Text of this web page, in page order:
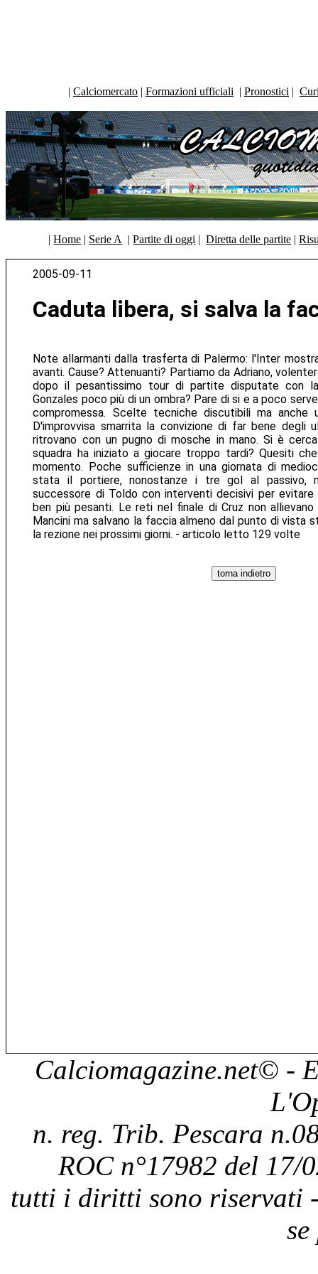
| Calciomercato | Formazioni ufficiali | Pronostici |
|Home | Serie A |Partite di oggi |Diretta delle partite |
2005-09-11
Caduta libera, si salva la
Note allarmanti dalla trasferta di Palermo: l'Inter
avanti. Cause? Attenuanti? Partiamo da Adriano,
dopo il pesantissimo tour di partite disputate con
Gonzales poco più di un ombra? Pare di si e a poco
compromessa. Scelte tecniche discutibili ma anche
D'improvvisa smarrita la convizione di far bene degli
ritrovano con un pugno di mosche in mano. Si è
squadra ha iniziato a giocare troppo tardi? Quesiti
momento. Poche sufficienze in una giornata di
stata il portiere, nonostanze i tre gol al passivo,
successore di Toldo con interventi decisivi per evitare
ben più pesanti. Le reti nel finale di Cruz non
Mancini ma salvano la faccia almeno dal punto di vista
la rezione nei prossimi giorni. - articolo letto 129 volte
Calciomagazine.net© -
n. reg. Trib. Pescara
ROC n°17982 del 17/
tutti i diritti sono riservati